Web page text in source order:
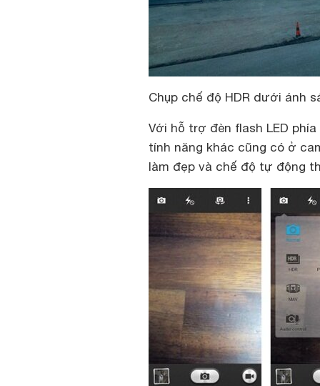
Chụp chế độ HDR dưới ánh
Với hỗ trợ đèn flash LED
tính năng khác cũng có ở
làm đẹp và chế độ tự động